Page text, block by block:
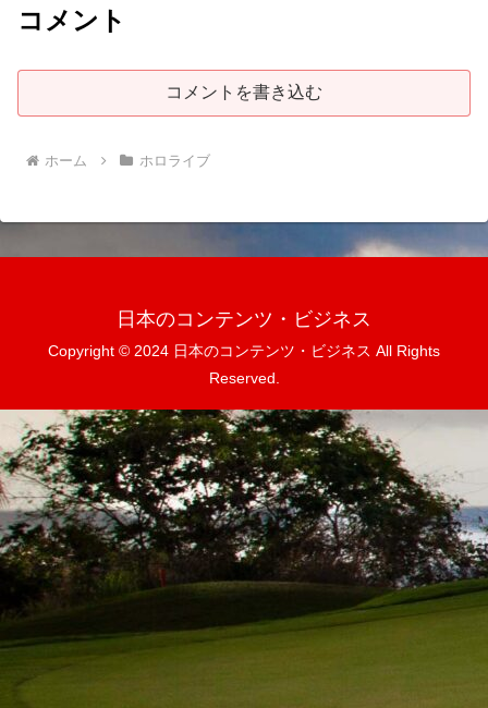
コメント
コメントを書き込む
ホーム ホロライブ
日本のコンテンツ・ビジネス
Copyright © 2024 日本のコンテンツ・ビジネス All Rights
Reserved.